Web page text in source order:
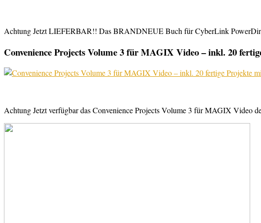
Achtung Jetzt LIEFERBAR!! Das BRANDNEUE Buch für CyberLink
Convenience Projects Volume 3 für MAGIX Video – inkl. 20
Achtung Jetzt verfügbar das Convenience Projects Volume 3 für MAGIX